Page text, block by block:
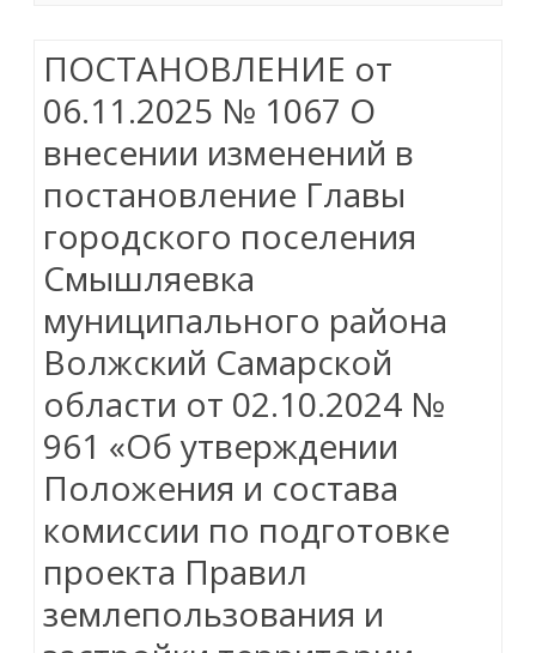
ПОСТАНОВЛЕНИЕ от
06.11.2025 № 1067 О
внесении изменений в
постановление Главы
городского поселения
Смышляевка
муниципального района
Волжский Самарской
области от 02.10.2024 №
961 «Об утверждении
Положения и состава
комиссии по подготовке
проекта Правил
землепользования и